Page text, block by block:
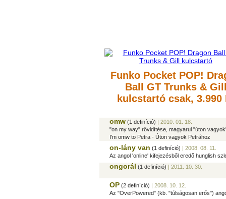
Funko Pocket POP!
Ball GT Trunks &
kulcstartó csak, 3.990
omw (1 definíció) | 2010. 01. 18.
"on my way" rövidítése, magyarul "úton
I'm omw to Petra - Úton vagyok Petrához
on-lány van (1 definíció) | 2008. 08. 11.
Az angol 'online' kifejezésből eredő hunglish
ongorál (1 definíció) | 2011. 10. 30.
OP (2 definíció) | 2008. 10. 12.
Az "OverPowered" (kb. "túlságosan erős")